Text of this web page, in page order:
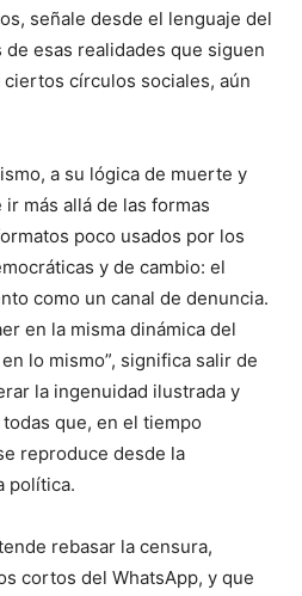
señale desde el lenguaje del
esas realidades que siguen
círculos sociales, aún
a su lógica de muerte y
más allá de las formas
poco usados por los
y de cambio: el
como un canal de denuncia.
en la misma dinámica del
lo mismo”, significa salir de
la ingenuidad ilustrada y
que, en el tiempo
reproduce desde la
política.
rebasar la censura,
cortos del WhatsApp, y que